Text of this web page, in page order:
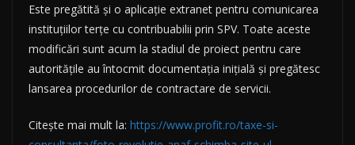
Este pregătită și o aplicație extranet pentru comunicarea
instituțiilor terțe cu contribuabilii prin SPV. Toate aceste
modificări sunt acum la stadiul de proiect pentru care
autoritățile au întocmit documentația inițială și pregătesc
lansarea procedurilor de contractare de servicii.
Citește mai mult la: https://www.profit.ro/taxe-si-